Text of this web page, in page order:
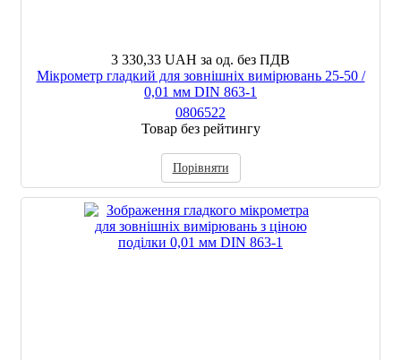
3 330,33 UAH за од. без ПДВ
Мікрометр гладкий для зовнішніх вимірювань 25-50 /
0,01 мм DIN 863-1
0806522
Товар без рейтингу
Порівняти